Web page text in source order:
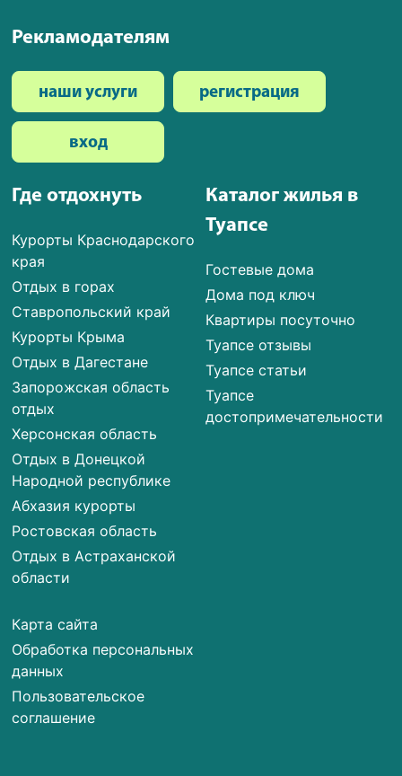
Где отдохнуть
Курорты Краснодарского
края
Отдых в горах
Ставропольский край
Курорты Крыма
Отдых в Дагестане
Запорожская область
отдых
Херсонская область
Отдых в Донецкой
Народной республике
Абхазия курорты
Ростовская область
Отдых в Астраханской
области
Карта сайта
Обработка персональных
данных
Пользовательское
соглашение
Каталог жилья в
Туапсе
Гостевые дома
Дома под ключ
Квартиры посуточно
Туапсе отзывы
Туапсе статьи
Туапсе
достопримечательности
Рекламодателям
наши услуги регистрация
вход